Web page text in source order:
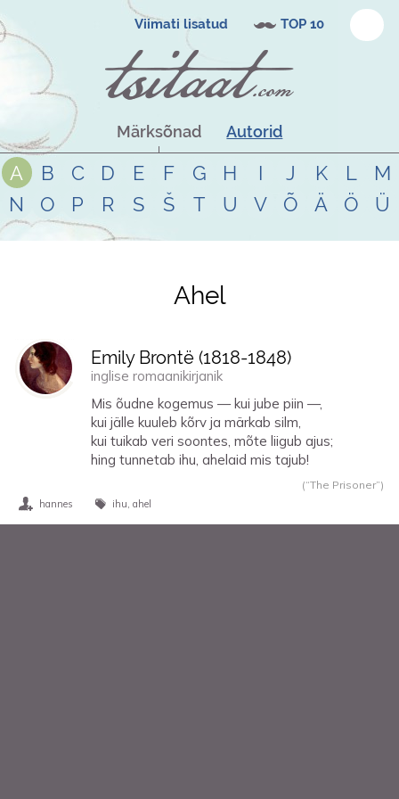
Viimati lisatud TOP 10
Märksõnad Autorid
A B C D E F G H I J K L
M
N
O P R S Š T U V Õ Ä Ö Ü
Tsitaadid teemalahel
Ahel
Emily Brontë (1818-1848)
inglise romaanikirjanik
Mis õudne kogemus — kui jube piin —,
kui jälle kuuleb kõrv ja märkab silm,
kui tuikab veri soontes, mõte liigub ajus;
hing tunnetab ihu, ahelaid mis tajub!
(“The Prisoner”)
hannes ihu ahel